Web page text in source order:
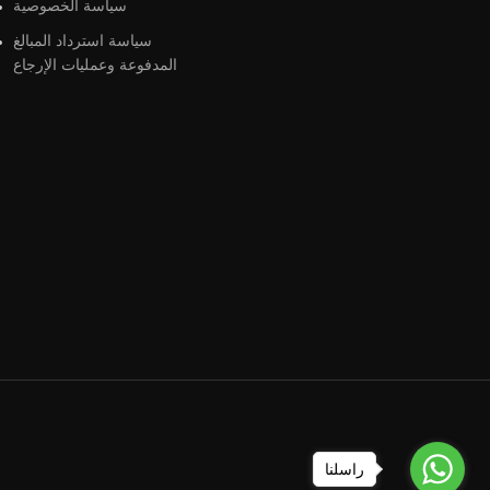
سياسة الخصوصية
سياسة استرداد المبالغ
المدفوعة وعمليات الإرجاع
راسلنا